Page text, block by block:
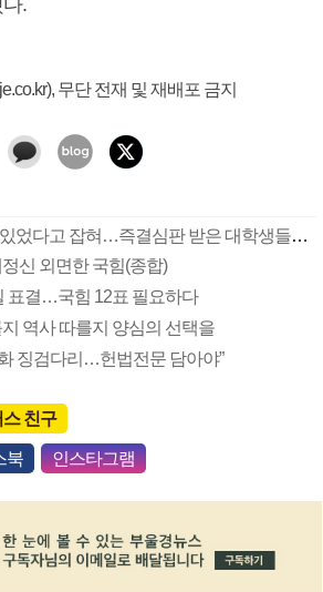
무단 전재 및 재배포 금지
부마항쟁 시위 근처 있었다고 잡혀…즉결심판 받은 대학생들 잇단 무죄
정신 외면한 국힘(종합)
표결…국힘 12표 필요하다
역사 따를지 양심의 선택을
징검다리…헌법전문 담아야”
친구
북 인스타그램